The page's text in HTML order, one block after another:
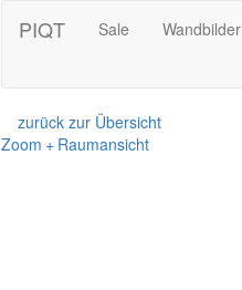
PIQT Sale Wandbilder
zurück zur Übersicht
Zoom + Raumansicht